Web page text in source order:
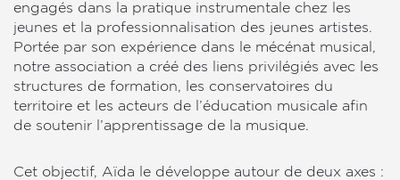
engagés dans la pratique instrumentale chez les
jeunes et la professionnalisation des jeunes artistes.
Portée par son expérience dans le mécénat musical,
notre association a créé des liens privilégiés avec les
structures de formation, les conservatoires du
territoire et les acteurs de l’éducation musicale afin
de soutenir l’apprentissage de la musique.
Cet objectif, Aïda le développe autour de deux axes :